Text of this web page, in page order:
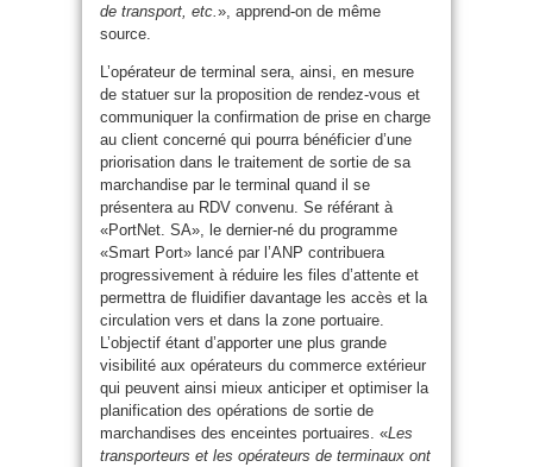
de transport, etc. », apprend-on de même
source.
L’opérateur de terminal sera, ainsi, en mesure
de statuer sur la proposition de rendez-vous et
communiquer la confirmation de prise en charge
au client concerné qui pourra bénéficier d’une
priorisation dans le traitement de sortie de sa
marchandise par le terminal quand il se
présentera au RDV convenu. Se référant à
«PortNet. SA», le dernier-né du programme
«Smart Port» lancé par l’ANP contribuera
progressivement à réduire les files d’attente et
permettra de fluidifier davantage les accès et la
circulation vers et dans la zone portuaire.
L’objectif étant d’apporter une plus grande
visibilité aux opérateurs du commerce extérieur
qui peuvent ainsi mieux anticiper et optimiser la
planification des opérations de sortie de
marchandises des enceintes portuaires. «Les
transporteurs et les opérateurs de terminaux ont